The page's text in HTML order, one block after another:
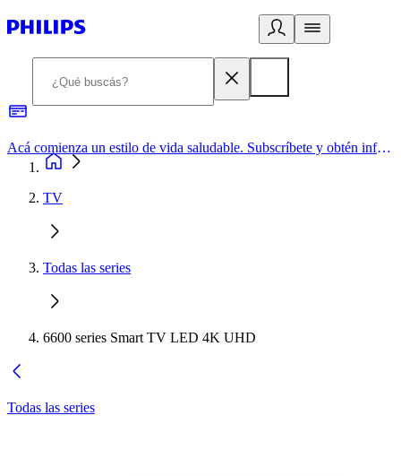
Acá comienza un estilo de vida saludable. Subscríbete y obtén información de primera mano
TV
Todas las series
6600 series Smart TV LED 4K UHD
Todas las series